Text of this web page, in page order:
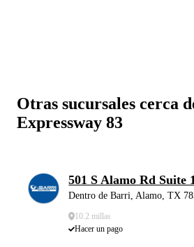
Otras sucursales cerca
Expressway 83
501 S Alamo Rd Suite
Dentro de Barri, Alamo, TX
10.2 millas
Hacer un pago